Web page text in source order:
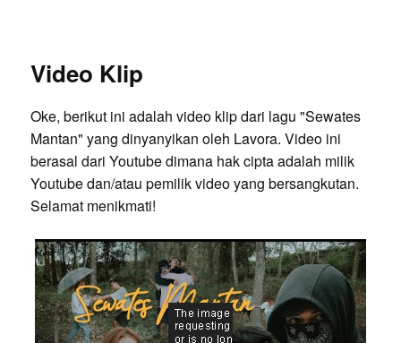
Video Klip
Oke, berikut ini adalah video klip dari lagu "Sewates
Mantan" yang dinyanyikan oleh Lavora. Video ini
berasal dari Youtube dimana hak cipta adalah milik
Youtube dan/atau pemilik video yang bersangkutan.
Selamat menikmati!